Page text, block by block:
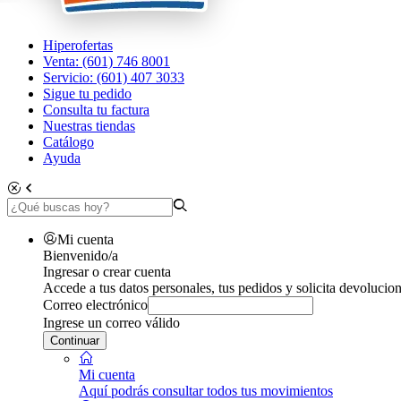
Hiperofertas
Venta: (601) 746 8001
Servicio: (601) 407 3033
Sigue tu pedido
Consulta tu factura
Nuestras tiendas
Catálogo
Ayuda
Mi cuenta
Bienvenido/a
Ingresar o crear cuenta
Accede a tus datos personales, tus pedidos y solicita
Correo electrónico
Ingrese un correo válido
Continuar
Mi cuenta
Aquí podrás consultar todos tus movimientos